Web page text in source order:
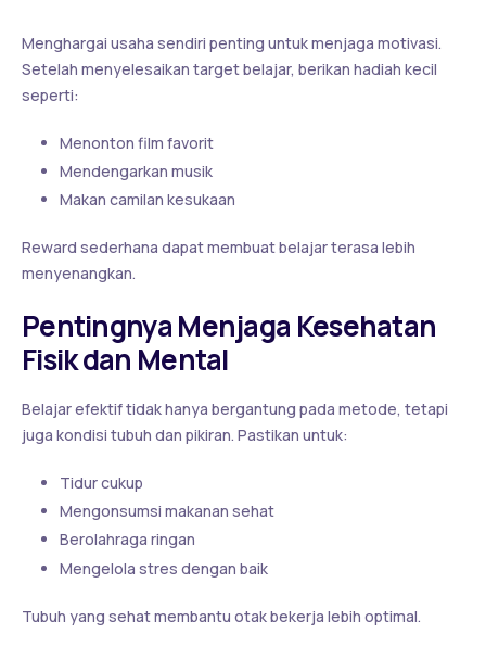
Menghargai usaha sendiri penting untuk menjaga motivasi.
Setelah menyelesaikan target belajar, berikan hadiah kecil
seperti:
Menonton film favorit
Mendengarkan musik
Makan camilan kesukaan
Reward sederhana dapat membuat belajar terasa lebih
menyenangkan.
Pentingnya Menjaga Kesehatan
Fisik dan Mental
Belajar efektif tidak hanya bergantung pada metode, tetapi
juga kondisi tubuh dan pikiran. Pastikan untuk:
Tidur cukup
Mengonsumsi makanan sehat
Berolahraga ringan
Mengelola stres dengan baik
Tubuh yang sehat membantu otak bekerja lebih optimal.